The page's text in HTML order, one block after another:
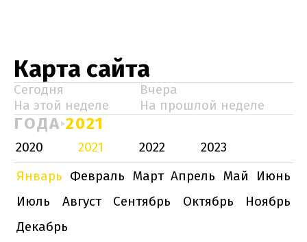
Карта сайта
Сегодня
Вчера
На этой неделе
На прошлой неделе
ГОДА 2021
2020 2021 2022
2023
Январь Февраль Март Апрель Май
Июнь
Июль
Август Сентябрь Октябрь
Ноябрь
Декабрь